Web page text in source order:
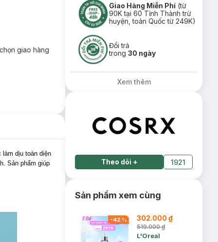
giao hàng
làm dịu toàn diện
Sản phẩm giúp
Giao Hàng Miễn Phí (từ
90K tại 60 Tỉnh Thành trừ
huyện, toàn Quốc từ 249K)
Đổi trả
trong30 ngày
Xem thêm
Theo dõi + 1921
Sản phẩm xem cùng
-42% 302.000 ₫
519.000 ₫
L'Oreal